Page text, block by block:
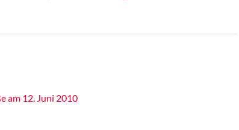
am 12. Juni 2010